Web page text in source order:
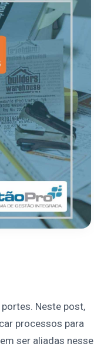
Neste post,
processos para
ser aliadas nesse